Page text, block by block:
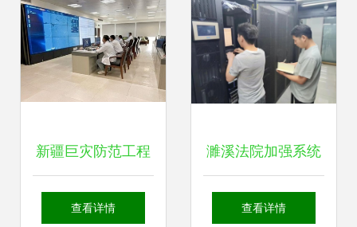
之道 析
新疆巨灾防范工程
以科技赋能防震减
查看详情
濉溪法院加强系统
运维 为审判执行工
查看详情